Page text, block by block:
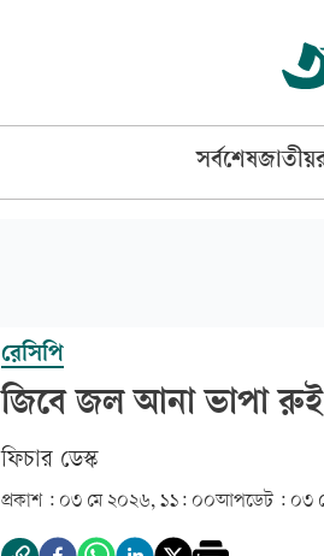
সর্বশেষজাতীয়
রেসিপি
জিবে জল আনা ভাপা রুই
ফিচার ডেস্ক
প্রকাশ : ০৩ মে ২০২৬, ১১: ০০আপডেট : ০৩